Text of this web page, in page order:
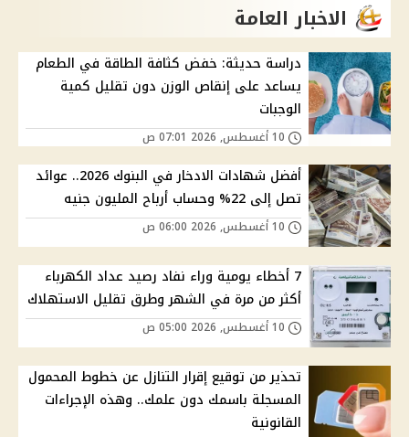
الاخبار العامة
دراسة حديثة: خفض كثافة الطاقة في الطعام
يساعد على إنقاص الوزن دون تقليل كمية
الوجبات
أفضل شهادات الادخار في البنوك 2026.. عوائد
تصل إلى 22% وحساب أرباح المليون جنيه
7 أخطاء يومية وراء نفاد رصيد عداد الكهرباء
أكثر من مرة في الشهر وطرق تقليل الاستهلاك
تحذير من توقيع إقرار التنازل عن خطوط المحمول
المسجلة باسمك دون علمك.. وهذه الإجراءات
القانونية